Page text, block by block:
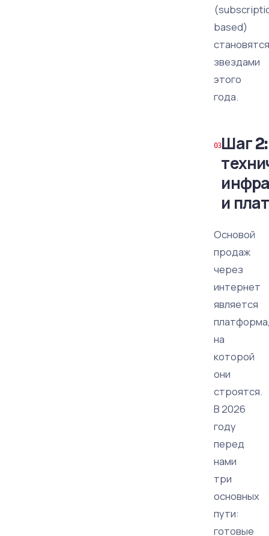
based)
становятся
звездами
этого
года.
Шаг
и
Основой
продаж
через
интернет
является
на
которой
они
строятся.
В 2026
году
перед
нами
три
основных
пути:
готовые